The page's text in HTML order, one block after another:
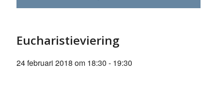
Eucharistieviering
24 februari 2018 om 18:30 - 19:30